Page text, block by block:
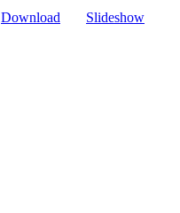
Download Slideshow